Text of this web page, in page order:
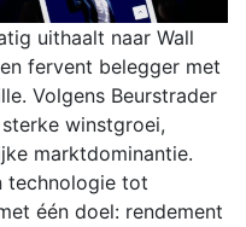
uithaalt naar Wall
fervent belegger met
Volgens Beurstrader
winstgroei,
marktdominantie.
technologie tot
één doel: rendement